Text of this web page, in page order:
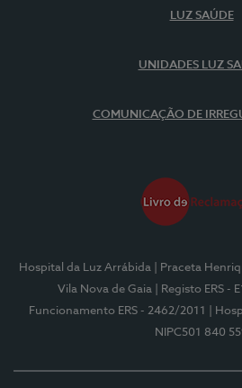
LUZ SAÚDE
UNIDADES LUZ
COMUNICAÇÃO DE
Hospital da Luz Arrábida
| Praceta
Vila Nova de Gaia
| Registo ERS -
Funcionamento ERS - 2462/2011
|
NIPC501 840